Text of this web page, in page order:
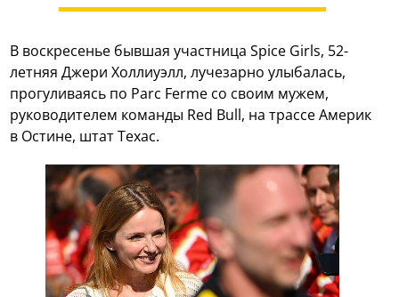
В воскресенье бывшая участница Spice Girls, 52-
летняя Джери Холлиуэлл, лучезарно улыбалась,
прогуливаясь по Parc Ferme со своим мужем,
руководителем команды Red Bull, на трассе Америк
в Остине, штат Техас.